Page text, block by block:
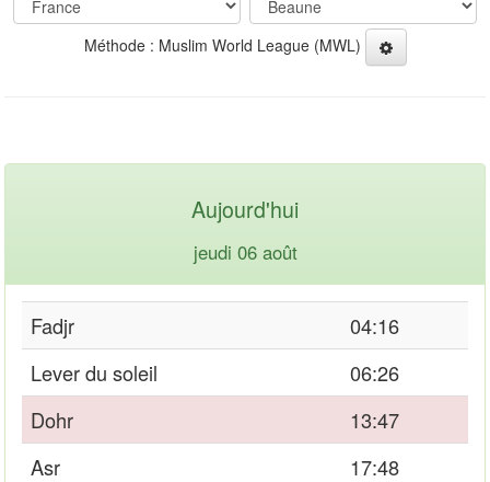
Méthode : Muslim World League (MWL)
Aujourd'hui
jeudi 06 août
Fadjr
04:16
Lever du soleil
06:26
Dohr
13:47
Asr
17:48